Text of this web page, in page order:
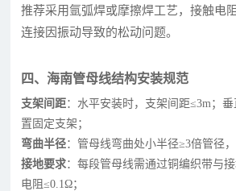
推荐采用氩弧焊或摩擦焊工艺，接触电
连接因振动导致的松动问题。
四、海南管母线结构安装规范
支架间距 ：水平安装时，支架间距≤3m；
置固定支架；
弯曲半径：管母线弯曲处小半径≥3倍管径
接地要求：每段管母线需通过铜编织带与
电阻≤0.1Ω；